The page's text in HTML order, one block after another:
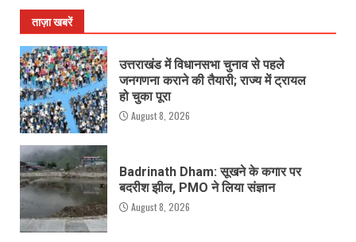
ताज़ा खबरें
उत्तराखंड में विधानसभा चुनाव से पहले
जनगणना कराने की तैयारी; राज्य में ट्रायल
हो चुका पूरा
August 8, 2026
Badrinath Dham: सूखने के कगार पर
बदरीश झील, PMO ने लिया संज्ञान
August 8, 2026